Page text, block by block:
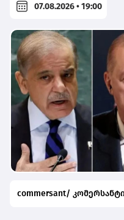
07.08.2026 • 19:00
commersant/